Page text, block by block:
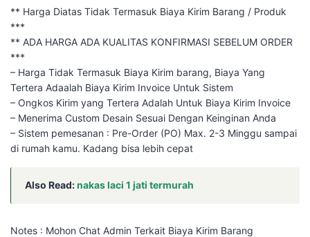
** Harga Diatas Tidak Termasuk Biaya Kirim Barang / Produk
***
** ADA HARGA ADA KUALITAS KONFIRMASI SEBELUM ORDER
***
– Harga Tidak Termasuk Biaya Kirim barang, Biaya Yang
Tertera Adaalah Biaya Kirim Invoice Untuk Sistem
– Ongkos Kirim yang Tertera Adalah Untuk Biaya Kirim Invoice
– Menerima Custom Desain Sesuai Dengan Keinginan Anda
– Sistem pemesanan : Pre-Order (PO) Max. 2-3 Minggu sampai
di rumah kamu. Kadang bisa lebih cepat
Also Read:nakas laci 1 jati termurah
Notes : Mohon Chat Admin Terkait Biaya Kirim Barang